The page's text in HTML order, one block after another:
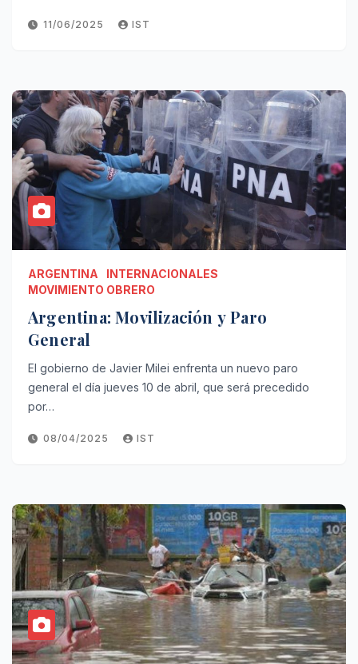
11/06/2025 IST
ARGENTINA
INTERNACIONALES
MOVIMIENTO OBRERO
Argentina: Movilización y Paro
General
El gobierno de Javier Milei enfrenta un nuevo paro
general el día jueves 10 de abril, que será precedido
por…
08/04/2025 IST